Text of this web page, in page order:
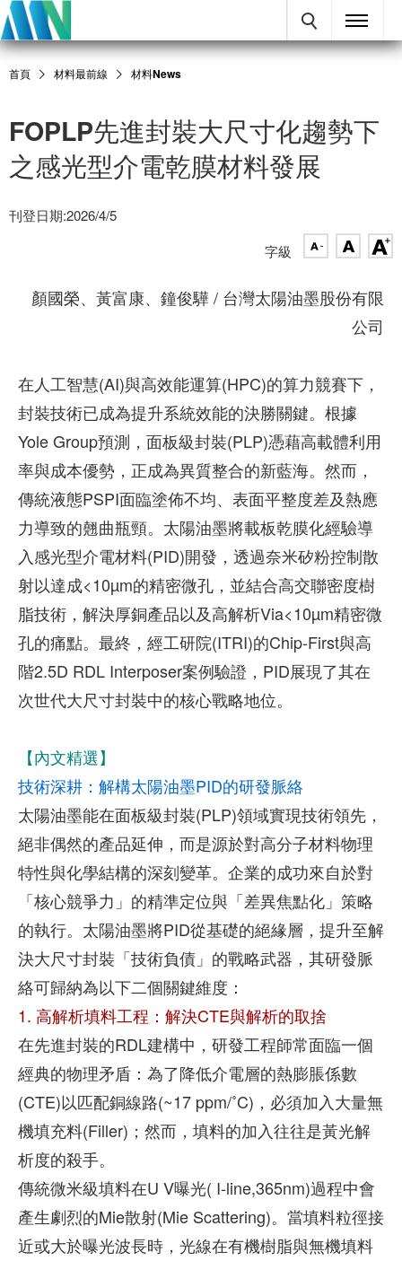
首頁 材料最前線 材料News
FOPLP先進封裝大尺寸化趨勢下
之感光型介電乾膜材料發展
刊登日期:2026/4/5
字級
顏國榮、黃富康、鐘俊驊 / 台灣太陽油墨股份有限
公司
在人工智慧(AI)與高效能運算(HPC)的算力競賽下，
封裝技術已成為提升系統效能的決勝關鍵。根據
Yole Group預測，面板級封裝(PLP)憑藉高載體利用
率與成本優勢，正成為異質整合的新藍海。然而，
傳統液態PSPI面臨塗佈不均、表面平整度差及熱應
力導致的翹曲瓶頸。太陽油墨將載板乾膜化經驗導
入感光型介電材料(PID)開發，透過奈米矽粉控制散
射以達成<10µm的精密微孔，並結合高交聯密度樹
脂技術，解決厚銅產品以及高解析Via<10µm精密微
孔的痛點。最終，經工研院(ITRI)的Chip-First與高
階2.5D RDL Interposer案例驗證，PID展現了其在
次世代大尺寸封裝中的核心戰略地位。
【內文精選】
技術深耕：解構太陽油墨PID的研發脈絡
太陽油墨能在面板級封裝(PLP)領域實現技術領先，
絕非偶然的產品延伸，而是源於對高分子材料物理
特性與化學結構的深刻變革。企業的成功來自於對
「核心競爭力」的精準定位與「差異焦點化」策略
的執行。太陽油墨將PID從基礎的絕緣層，提升至解
決大尺寸封裝「技術負債」的戰略武器，其研發脈
絡可歸納為以下二個關鍵維度：
1. 高解析填料工程：解決CTE與解析的取捨
在先進封裝的RDL建構中，研發工程師常面臨一個
經典的物理矛盾：為了降低介電層的熱膨脹係數
(CTE)以匹配銅線路(~17 ppm/˚C)，必須加入大量無
機填充料(Filler)；然而，填料的加入往往是黃光解
析度的殺手。
傳統微米級填料在U V曝光( I-line,365nm)過程中會
產生劇烈的Mie散射(Mie Scattering)。當填料粒徑接
近或大於曝光波長時，光線在有機樹脂與無機填料